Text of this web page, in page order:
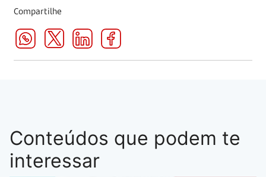
Compartilhe
Conteúdos que podem te
interessar